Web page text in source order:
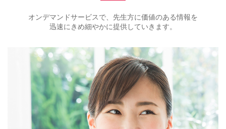
オンデマンドサービスで、先生方に価値のある情報を
迅速にきめ細やかに提供していきます。